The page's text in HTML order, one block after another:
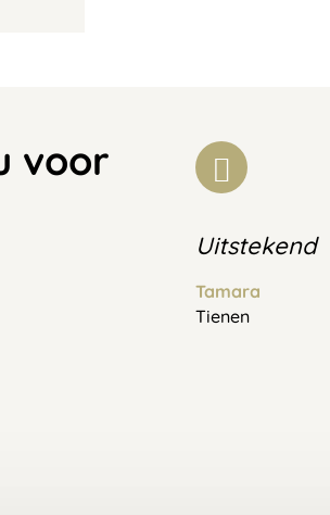
voor
Uitstekend
Tamara
Tienen